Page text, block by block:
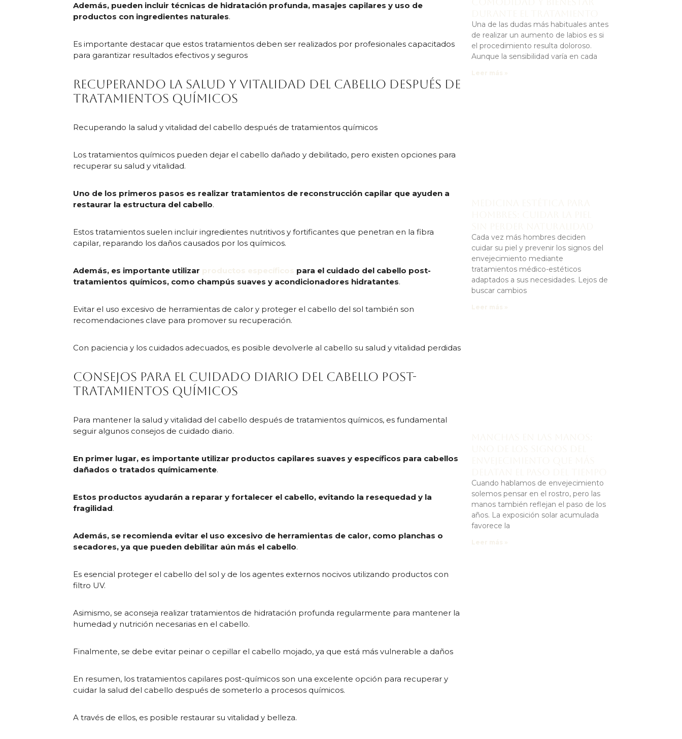
Además, pueden incluir técnicas de hidratación profunda, masajes capilares y uso de
productos con ingredientes naturales.
Es importante destacar que estos tratamientos deben ser realizados por profesionales capacitados
para garantizar resultados efectivos y seguros
Recuperando la salud y vitalidad del cabello después de
tratamientos químicos
Recuperando la salud y vitalidad del cabello después de tratamientos químicos
Los tratamientos químicos pueden dejar el cabello dañado y debilitado, pero existen opciones para
recuperar su salud y vitalidad.
Uno de los primeros pasos es realizar tratamientos de reconstrucción capilar que ayuden a
restaurar la estructura del cabello.
Estos tratamientos suelen incluir ingredientes nutritivos y fortificantes que penetran en la fibra
capilar, reparando los daños causados por los químicos.
Además, es importante utilizar
para el cuidado del cabello post-
tratamientos químicos, como champús suaves y acondicionadores hidratantes.
Evitar el uso excesivo de herramientas de calor y proteger el cabello del sol también son
recomendaciones clave para promover su recuperación.
Con paciencia y los cuidados adecuados, es posible devolverle al cabello su salud y vitalidad perdidas
Consejos para el cuidado diario del cabello post-
tratamientos químicos
Para mantener la salud y vitalidad del cabello después de tratamientos químicos, es fundamental
seguir algunos consejos de cuidado diario.
En primer lugar, es importante utilizar productos capilares suaves y específicos para cabellos
dañados o tratados químicamente.
Estos productos ayudarán a reparar y fortalecer el cabello, evitando la resequedad y la
fragilidad.
Además, se recomienda evitar el uso excesivo de herramientas de calor, como planchas o
secadores, ya que pueden debilitar aún más el cabello.
Es esencial proteger el cabello del sol y de los agentes externos nocivos utilizando productos con
filtro UV.
Asimismo, se aconseja realizar tratamientos de hidratación profunda regularmente para mantener la
humedad y nutrición necesarias en el cabello.
Finalmente, se debe evitar peinar o cepillar el cabello mojado, ya que está más vulnerable a daños
En resumen, los tratamientos capilares post-químicos son una excelente opción para recuperar y
cuidar la salud del cabello después de someterlo a procesos químicos.
A través de ellos, es posible restaurar su vitalidad y belleza.
Una de las dudas más habituales antes
de realizar un aumento de labios es si
el procedimiento resulta doloroso.
Aunque la sensibilidad varía en cada
Cada vez más hombres deciden
cuidar su piel y prevenir los signos del
envejecimiento mediante
tratamientos médico-estéticos
adaptados a sus necesidades. Lejos de
buscar cambios
Cuando hablamos de envejecimiento
solemos pensar en el rostro, pero las
manos también reflejan el paso de los
años. La exposición solar acumulada
favorece la